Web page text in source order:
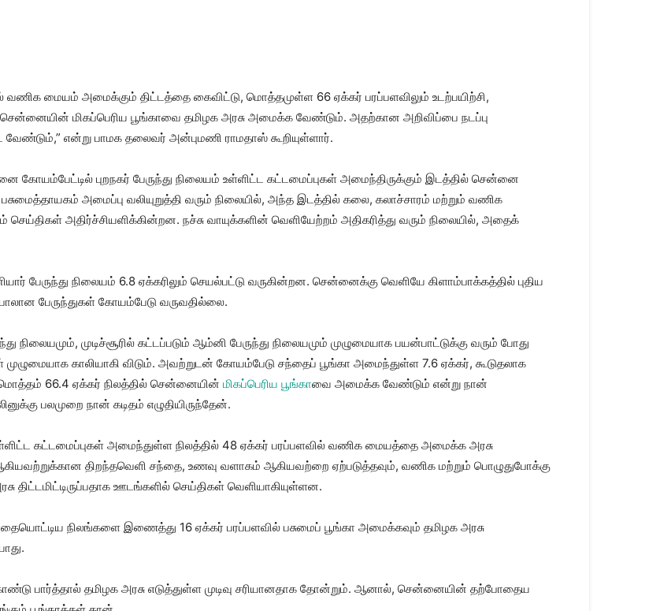
வணிக மையம் அமைக்கும் திட்டத்தை கைவிட்டு, மொத்தமுள்ள 66 ஏக்கர் பரப்பளவிலும் உடற்பயிற்சி,
மிகப்பெரிய பூங்காவை தமிழக அரசு அமைக்க வேண்டும். அதற்கான அறிவிப்பை நடப்பு
என்று பாமக தலைவர் அன்புமணி ராமதாஸ் கூறியுள்ளார்.
புறநகர் பேருந்து நிலையம் உள்ளிட்ட கட்டமைப்புகள் அமைந்திருக்கும் இடத்தில் சென்னை
அமைப்பு வலியுறுத்தி வரும் நிலையில், அந்த இடத்தில் கலை, கலாச்சாரம் மற்றும் வணிக
செய்திகள் அதிர்ச்சியளிக்கின்றன. நச்சு வாயுக்களின் வெளியேற்றம் அதிகரித்து வரும் நிலையில், அதைக்
பேருந்து நிலையம் 6.8 ஏக்கரிலும் செயல்பட்டு வருகின்றன. சென்னைக்கு வெளியே கிளாம்பாக்கத்தில் புதிய
பேருந்துகள் கோயம்பேடு வருவதில்லை.
நிலையமும், முடிச்சூரில் கட்டப்படும் ஆம்னி பேருந்து நிலையமும் முழுமையாக பயன்பாட்டுக்கு வரும் போது
காலியாகி விடும். அவற்றுடன் கோயம்பேடு சந்தைப் பூங்கா அமைந்துள்ள 7.6 ஏக்கர், கூடுதலாக
66.4 ஏக்கர் நிலத்தில் சென்னையின் மிகப்பெரிய பூங்காவை அமைக்க வேண்டும் என்று நான்
பலமுறை நான் கடிதம் எழுதியிருந்தேன்.
கட்டமைப்புகள் அமைந்துள்ள நிலத்தில் 48 ஏக்கர் பரப்பளவில் வணிக மையத்தை அமைக்க அரசு
திறந்தவெளி சந்தை, உணவு வளாகம் ஆகியவற்றை ஏற்படுத்தவும், வணிக மற்றும் பொழுதுபோக்கு
ஊடங்களில் செய்திகள் வெளியாகியுள்ளன.
நிலங்களை இணைத்து 16 ஏக்கர் பரப்பளவில் பசுமைப் பூங்கா அமைக்கவும் தமிழக அரசு
பார்த்தால் தமிழக அரசு எடுத்துள்ள முடிவு சரியானதாக தோன்றும். ஆனால், சென்னையின் தற்போதைய